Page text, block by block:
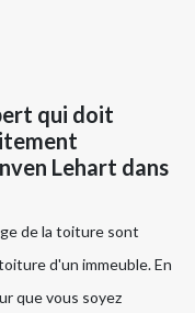
qui doit
Lehart dans
de la toiture sont
d'un immeuble. En
que vous soyez